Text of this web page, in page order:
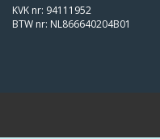
KVK nr: 94111952
BTW nr: NL866640204B01